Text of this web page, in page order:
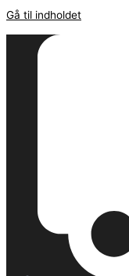
Gå til indholdet